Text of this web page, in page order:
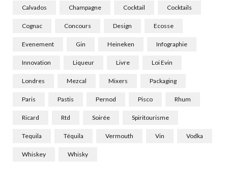
Calvados Champagne Cocktail Cocktails
Cognac Concours Design Ecosse
Evenement Gin Heineken Infographie
Innovation Liqueur Livre Loi Evin
Londres Mezcal Mixers Packaging
Paris Pastis Pernod Pisco Rhum
Ricard Rtd Soirée Spiritourisme
Tequila Téquila Vermouth Vin Vodka
Whiskey Whisky